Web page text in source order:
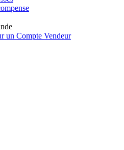
un Compte Vendeur